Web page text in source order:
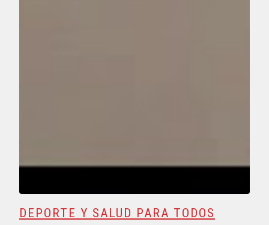
DEPORTE Y SALUD PARA TODOS